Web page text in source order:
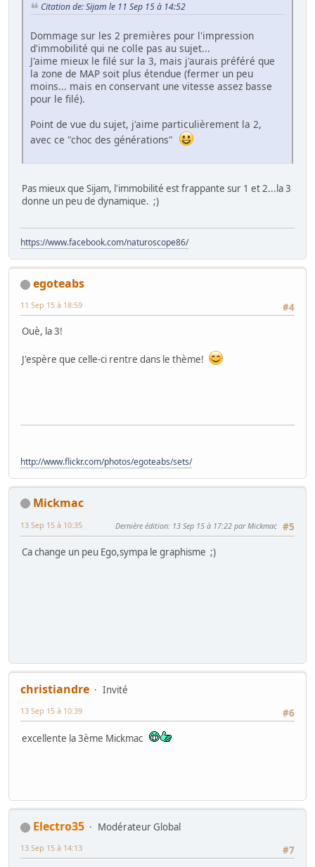
Citation de: Sijam le 11 Sep 15 à 14:52
Dommage sur les 2 premières pour l'impression
d'immobilité qui ne colle pas au sujet...
J'aime mieux le filé sur la 3, mais j'aurais préféré que
la zone de MAP soit plus étendue (fermer un peu
moins... mais en conservant une vitesse assez basse
pour le filé).
Point de vue du sujet, j'aime particulièrement la 2,
avec ce "choc des générations"
Pas mieux que Sijam, l'immobilité est frappante sur 1 et 2...la 3
donne un peu de dynamique. ;)
https://www.facebook.com/naturoscope86/
egoteabs
#4
11 Sep 15 à 18:59
Ouè, la 3!
J'espère que celle-ci rentre dans le thème!
http://www.flickr.com/photos/egoteabs/sets/
Mickmac
#5
13 Sep 15 à 10:35 Dernière édition: 13 Sep 15 à 17:22 par Mickmac
Ca change un peu Ego,sympa le graphisme ;)
christiandre
Invité
#6
13 Sep 15 à 10:39
excellente la 3ème Mickmac
Electro35
Modérateur Global
#7
13 Sep 15 à 14:13